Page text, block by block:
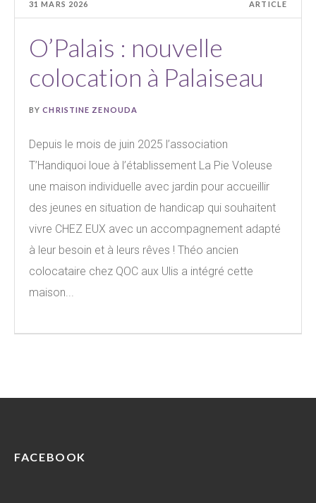
31 MARS 2026 ARTICLE
O’Palais : nouvelle
colocation à Palaiseau
BYCHRISTINE ZENOUDA
Depuis le mois de juin 2025 l’association
T’Handiquoi loue à l’établissement La Pie Voleuse
une maison individuelle avec jardin pour accueillir
des jeunes en situation de handicap qui souhaitent
vivre CHEZ EUX avec un accompagnement adapté
à leur besoin et à leurs rêves ! Théo ancien
colocataire chez QOC aux Ulis a intégré cette
maison...
FACEBOOK